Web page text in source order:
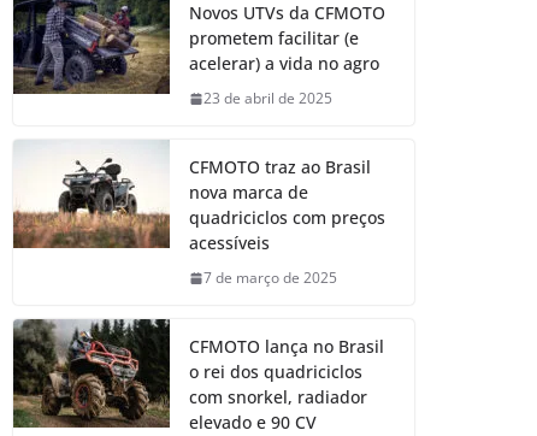
Novos UTVs da CFMOTO
prometem facilitar (e
acelerar) a vida no agro
23 de abril de 2025
CFMOTO traz ao Brasil
nova marca de
quadriciclos com preços
acessíveis
7 de março de 2025
CFMOTO lança no Brasil
o rei dos quadriciclos
com snorkel, radiador
elevado e 90 CV